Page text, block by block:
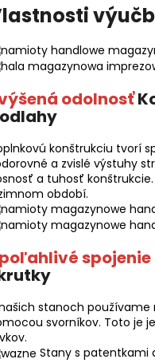
odolnosť
konštrukciu tvorí
a zvislé výstuhy
a tuhosť
období.
stanoch
svorníkov. Toto je
Stany s patentkami